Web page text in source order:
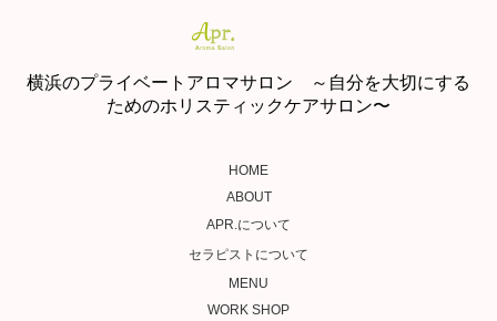
横浜のプライベートアロマサロン ～自分を大切にする
ためのホリスティックケアサロン〜
HOME
ABOUT
APR.について
セラピストについて
MENU
WORK SHOP